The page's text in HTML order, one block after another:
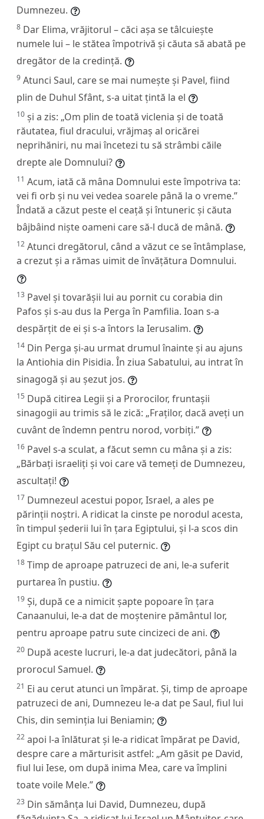
Dumnezeu.
8 Dar Elima, vrăjitorul – căci așa se tâlcuiește
numele lui – le stătea împotrivă și căuta să abată pe
dregător de la credință.
9 Atunci Saul, care se mai numește și Pavel, fiind
plin de Duhul Sfânt, s-a uitat țintă la el
10 și a zis: „Om plin de toată viclenia și de toată
răutatea, fiul dracului, vrăjmaș al oricărei
neprihăniri, nu mai încetezi tu să strâmbi căile
drepte ale Domnului?
11 Acum, iată că mâna Domnului este împotriva ta:
vei fi orb și nu vei vedea soarele până la o vreme.”
Îndată a căzut peste el ceață și întuneric și căuta
bâjbâind niște oameni care să-l ducă de mână.
12 Atunci dregătorul, când a văzut ce se întâmplase,
a crezut și a rămas uimit de învățătura Domnului.
13 Pavel și tovarășii lui au pornit cu corabia din
Pafos și s-au dus la Perga în Pamfilia. Ioan s-a
despărțit de ei și s-a întors la Ierusalim.
14 Din Perga și-au urmat drumul înainte și au ajuns
la Antiohia din Pisidia. În ziua Sabatului, au intrat în
sinagogă și au șezut jos.
15 După citirea Legii și a Prorocilor, fruntașii
sinagogii au trimis să le zică: „Fraților, dacă aveți un
cuvânt de îndemn pentru norod, vorbiți.”
16 Pavel s-a sculat, a făcut semn cu mâna și a zis:
„Bărbați israeliți și voi care vă temeți de Dumnezeu,
ascultați!
17 Dumnezeul acestui popor, Israel, a ales pe
părinții noștri. A ridicat la cinste pe norodul acesta,
în timpul șederii lui în țara Egiptului, și l-a scos din
Egipt cu brațul Său cel puternic.
18 Timp de aproape patruzeci de ani, le-a suferit
purtarea în pustiu.
19 Și, după ce a nimicit șapte popoare în țara
Canaanului, le-a dat de moștenire pământul lor,
pentru aproape patru sute cincizeci de ani.
20 După aceste lucruri, le-a dat judecători, până la
prorocul Samuel.
21 Ei au cerut atunci un împărat. Și, timp de aproape
patruzeci de ani, Dumnezeu le-a dat pe Saul, fiul lui
Chis, din seminția lui Beniamin;
22 apoi l-a înlăturat și le-a ridicat împărat pe David,
despre care a mărturisit astfel: „Am găsit pe David,
fiul lui Iese, om după inima Mea, care va împlini
toate voile Mele.”
23 Din sămânța lui David, Dumnezeu, după